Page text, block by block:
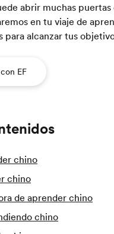
abrir muchas
en tu viaje de
para alcanzar tus
EF
chino
chino
de aprender chino
chino